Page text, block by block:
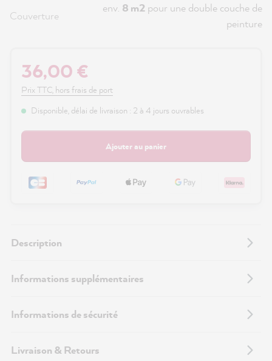
Couverture
env. 8 m2 pour une double couche de
peinture
36,00 €
Prix TTC, hors frais de port
Disponible, délai de livraison : 2 à 4 jours ouvrables
Ajouter au panier
Description
Informations supplémentaires
Informations de sécurité
Livraison & Retours